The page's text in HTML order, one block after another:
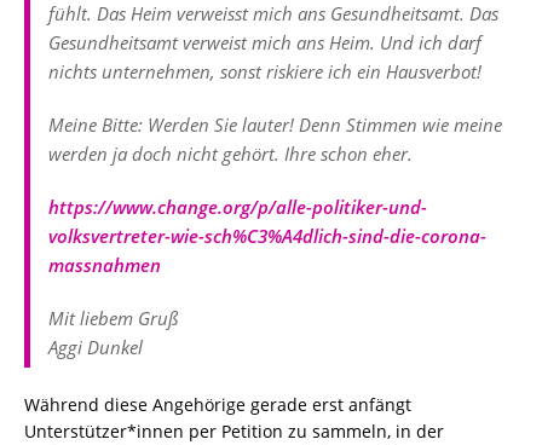
fühlt. Das Heim verweisst mich ans Gesundheitsamt. Das
Gesundheitsamt verweist mich ans Heim. Und ich darf
nichts unternehmen, sonst riskiere ich ein Hausverbot!
Meine Bitte: Werden Sie lauter! Denn Stimmen wie meine
werden ja doch nicht gehört. Ihre schon eher.
https://www.change.org/p/alle-politiker-und-
volksvertreter-wie-sch%C3%A4dlich-sind-die-corona-
massnahmen
Mit liebem Gruß
Aggi Dunkel
Während diese Angehörige gerade erst anfängt
Unterstützer*innen per Petition zu sammeln, in der